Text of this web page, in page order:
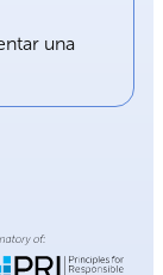
una